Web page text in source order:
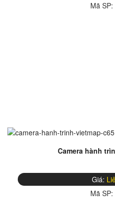
Mã SP:
Camera hành
Giá:
Mã SP: